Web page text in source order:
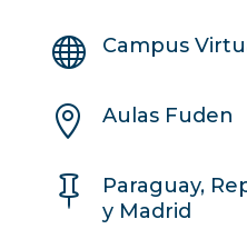
 Campus
 Aulas Fuden

Paraguay,
y Madrid